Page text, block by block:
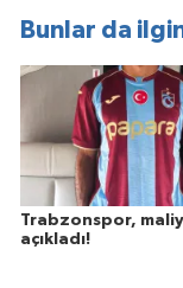
Bunlar da
Trabzonspor,
açıkladı!